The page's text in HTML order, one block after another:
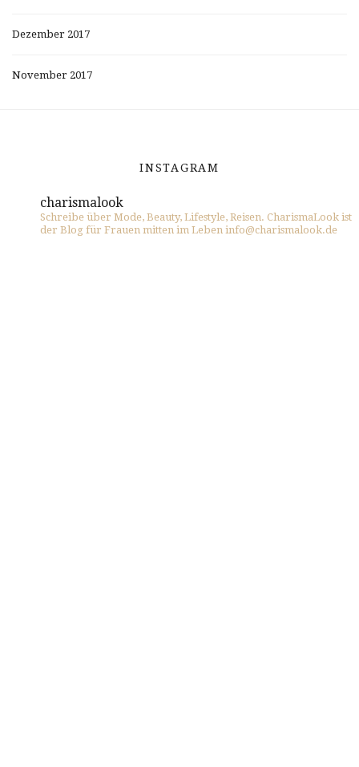
Dezember 2017
November 2017
INSTAGRAM
charismalook
Schreibe über Mode, Beauty, Lifestyle, Reisen. CharismaLook ist
der Blog für Frauen mitten im Leben info@charismalook.de